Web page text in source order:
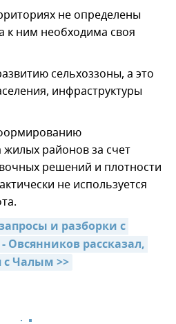
не определены
к ним необходима своя
сельхоззоны, а это
инфраструктуры
жилых районов за счет
решений и плотности
не используется
и разборки с
рассказал,
с Чалым >>